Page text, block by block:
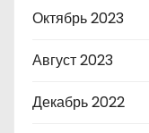
Октябрь 2023
Август 2023
Декабрь 2022